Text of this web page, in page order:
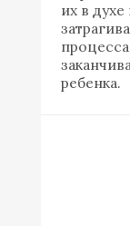
их в
ребенка.